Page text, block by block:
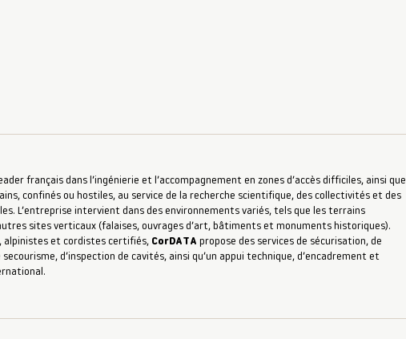
français dans l’ingénierie et l’accompagnement en zones d’accès difficiles, ainsi que
confinés ou hostiles, au service de la recherche scientifique, des collectivités et des
L’entreprise intervient dans des environnements variés, tels que les terrains
sites verticaux (falaises, ouvrages d’art, bâtiments et monuments historiques).
alpinistes et cordistes certifiés, CorDATA propose des services de sécurisation, de
d’inspection de cavités, ainsi qu’un appui technique, d’encadrement et